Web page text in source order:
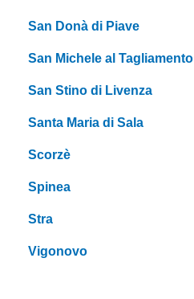
San Donà di Piave
San Michele al Tagliamento
San Stino di Livenza
Santa Maria di Sala
Scorzè
Spinea
Stra
Vigonovo